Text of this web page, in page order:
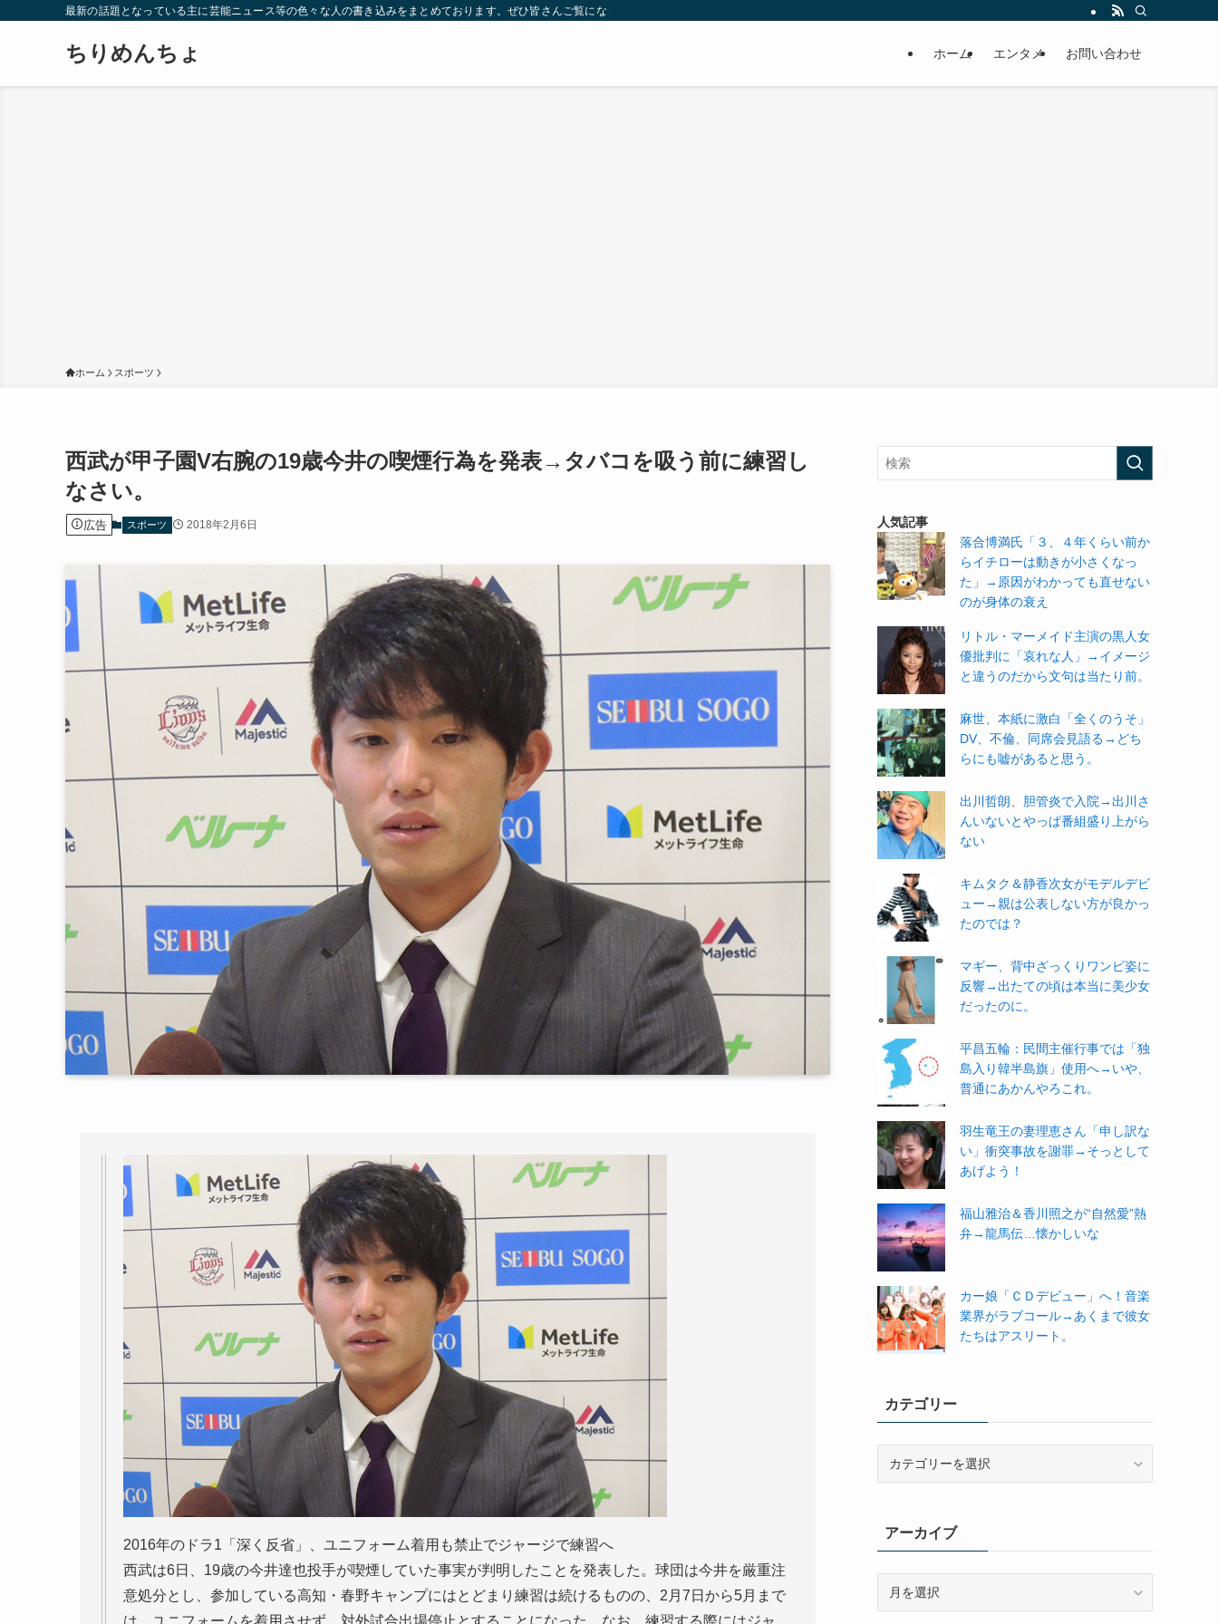
最新の話題となっている主に芸能ニュース等の色々な人の書き込みをまとめております。ぜひ皆さんご覧になっていってください。
ちりめんちょ ホーム エンタメ お問い合わせ
ホーム スポーツ
西武が甲子園V右腕の19歳今井の喫煙行為を発表→タバコを吸う前に練習し
なさい。
広告 スポーツ 2018年2月6日
2016年のドラ1「深く反省」、ユニフォーム着用も禁止でジャージで練習へ
西武は6日、19歳の今井達也投手が喫煙していた事実が判明したことを発表した。球団は今井を厳重注
意処分とし、参加している高知・春野キャンプにはとどまり練習は続けるものの、2月7日から5月まで
は、ユニフォームを着用させず、対外試合出場停止とすることになった。なお、練習する際にはジャ
人気記事
落合博満氏「３、４年くらい前か
らイチローは動きが小さくなっ
た」→原因がわかっても直せない
のが身体の衰え
リトル・マーメイド主演の黒人女
優批判に「哀れな人」→イメージ
と違うのだから文句は当たり前。
麻世、本紙に激白「全くのうそ」
DV、不倫、同席会見語る→どち
らにも嘘があると思う。
出川哲朗、胆管炎で入院→出川さ
んいないとやっぱ番組盛り上がら
ない
キムタク＆静香次女がモデルデビ
ュー→親は公表しない方が良かっ
たのでは？
マギー、背中ざっくりワンピ姿に
反響→出たての頃は本当に美少女
だったのに。
平昌五輪：民間主催行事では「独
島入り韓半島旗」使用へ→いや、
普通にあかんやろこれ。
羽生竜王の妻理恵さん「申し訳な
い」衝突事故を謝罪→そっとして
あげよう！
福山雅治＆香川照之が“自然愛”熱
弁→龍馬伝…懐かしいな
カー娘「ＣＤデビュー」へ！音楽
業界がラブコール→あくまで彼女
たちはアスリート。
カテゴリー
ーアーカイブ